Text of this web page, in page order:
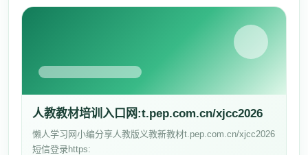
人教教材培训入口网:t.pep.com.cn/xjcc2026
懒人学习网小编分享人教版义教新教材t.pep.com.cn/xjcc2026
短信登录https: